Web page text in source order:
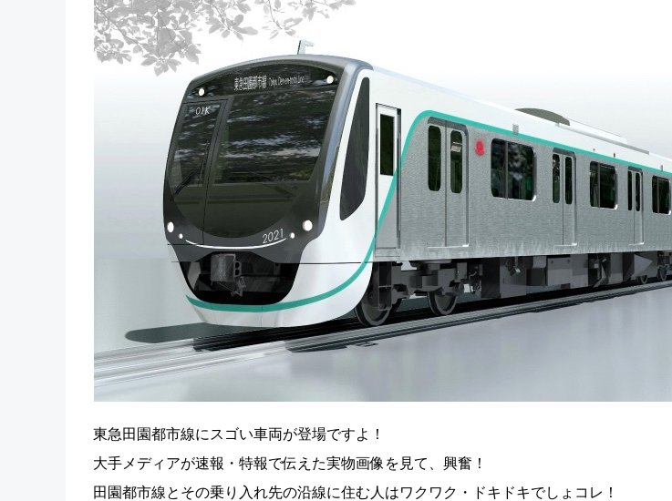
東急田園都市線にスゴい車両が登場ですよ！
大手メディアが速報・特報で伝えた実物画像を見て、興奮！
田園都市線とその乗り入れ先の沿線に住む人はワクワク・ドキドキでしょコレ！